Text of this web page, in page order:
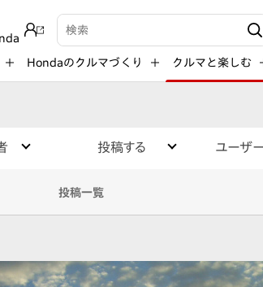
検索キーワード入力
Hondaのクルマづくり クルマと楽しむ
投稿する ユーザ
投稿一覧